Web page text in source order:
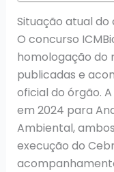
Situação atual do
O concurso
homologação do
publicadas e
oficial do órgão.
em 2024 para
Ambiental,
execução do